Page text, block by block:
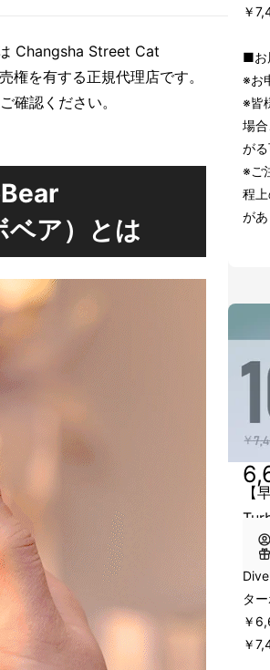
Changsha Street Cat
を有する正規代理店です。
確認ください。
ベア）とは
￥
■お
※お
※皆
場
がる
※ご
程
があ
【
タ
￥
￥